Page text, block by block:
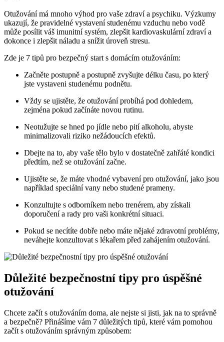
Otužování má mnoho výhod pro vaše zdraví a psychiku. Výzkumy
ukazují, že pravidelné vystavení studenému vzduchu nebo vodě
může posílit váš imunitní systém, zlepšit kardiovaskulární zdraví a
dokonce i zlepšit náladu a snížit úroveň stresu.
Zde je 7 tipů pro bezpečný start s domácím otužováním:
Začněte postupně a postupně zvyšujte délku času, po který
jste vystaveni studenému podnětu.
Vždy se ujistěte, že otužování probíhá pod dohledem,
zejména pokud začínáte novou rutinu.
Neotužujte se hned po jídle nebo pití alkoholu, abyste
minimalizovali riziko nežádoucích efektů.
Dbejte na to, aby vaše tělo bylo v dostatečně zahřáté kondici
předtím, než se otužování začne.
Ujistěte se, že máte vhodné vybavení pro otužování, jako jsou
například speciální vany nebo studené prameny.
Konzultujte s odborníkem nebo trenérem, aby získali
doporučení a rady pro vaši konkrétní situaci.
Pokud se necítíte dobře nebo máte nějaké zdravotní problémy,
neváhejte konzultovat s lékařem před zahájením otužování.
Důležité bezpečnostní tipy pro úspěšné
otužování
Chcete začít s otužováním doma, ale nejste si jisti, jak na to správně
a bezpečně? Přinášíme vám 7 důležitých tipů, které vám pomohou
začít s otužováním správným způsobem: